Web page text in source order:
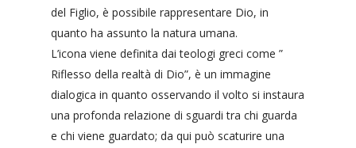
del Figlio, è possibile rappresentare Dio, in
quanto ha assunto la natura umana.
L’icona viene definita dai teologi greci come ”
Riflesso della realtà di Dio”, è un immagine
dialogica in quanto osservando il volto si instaura
una profonda relazione di sguardi tra chi guarda
e chi viene guardato; da qui può scaturire una